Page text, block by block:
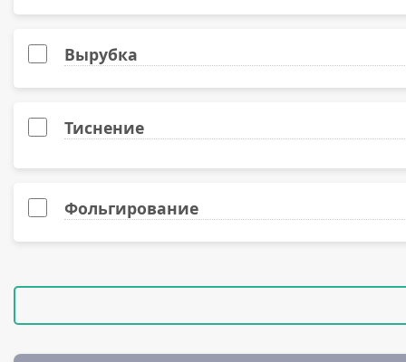
Лён слоновая кость фактурный, 300 гр.
Splendorgel высокобелый, 300 гр.
Картон крафтовый (Китай), 280 гр.
Лён белый фактурный (Китай), 300 гр.
Вырубка
Тиснение
Фольгирование